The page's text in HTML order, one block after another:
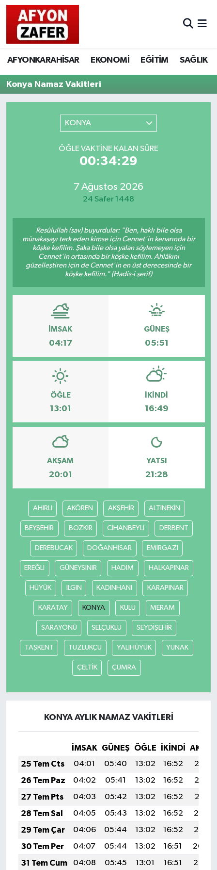
AFYONKARAHİSAR EKONOMİ EĞİTİM SAĞLIK
Konya Namaz Vakitleri
KONYA
ÖĞLE VAKTINE KALAN SÜRE
00:34:29
7 Ağustos 2026
24 Safer 1448
Resûlullah (sav) buyurdular: "Ben, haklı bile olsa
münakaşayı terk eden kimse için Cennet'in kenarında bir
köşke kefilim. Şaka bile olsa yalan söylemeyen için
Cennet'in ortasında bir köşke kefilim. Ahlâkını
güzelleştiren için de Cennet'in en üst derecesinde bir
köşke kefilim." (Hadis-i şerif)
İMSAK
04:17
GÜNEŞ
05:51
ÖĞLE
13:01
İKINDI
16:49
AKŞAM
20:01
YATSI
21:28
AHIRLI AKÖREN AKŞEHİR ALTINEKİN
BEYŞEHİR BOZKIR CİHANBEYLİ DERBENT
DEREBUCAK DOĞANHİSAR EMİRGAZİ
EREĞLİ GÜNEYSINIR HADİM HALKAPINAR
HÜYÜK ILGIN KADINHANI KARAPINAR
KARATAY KONYA KULU MERAM
SARAYÖNÜ SELÇUKLU SEYDİŞEHİR
TAŞKENT TUZLUKÇU YALIHÜYÜK YUNAK
ÇELTİK ÇUMRA
KONYA AYLIK NAMAZ VAKITLERI
İMSAK GÜNEŞ ÖĞLE İKINDI
25 Tem Cts
04:01 05:40 13:02 16:52
20:13
26 Tem Paz
04:02 05:41 13:02 16:52
20:12
27 Tem Pts
04:03 05:42 13:02 16:52
20:11
28 Tem Sal
04:05 05:43 13:02 16:52
20:10
29 Tem Çar
04:06 05:44 13:02 16:52
20:10
30 Tem Per
04:07 05:44 13:02 16:51
20:09
31 Tem Cum
04:08 05:45 13:01 16:51 20:08